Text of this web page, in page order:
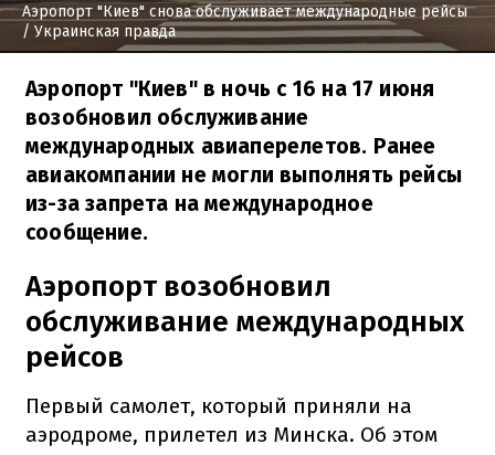
Аэропорт "Киев" снова обслуживает международные рейсы
/ Украинская правда
Аэропорт "Киев" в ночь с 16 на 17 июня
возобновил обслуживание
международных авиаперелетов. Ранее
авиакомпании не могли выполнять рейсы
из-за запрета на международное
сообщение.
Аэропорт возобновил
обслуживание международных
рейсов
Первый самолет, который приняли на
аэродроме, прилетел из Минска. Об этом